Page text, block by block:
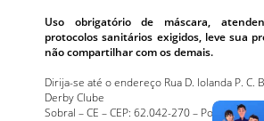
Uso obrigatório de máscara,
protocolos sanitários exigidos, leve sua
não compartilhar com os demais.
Dirija-se até o endereço Rua D. Iolanda P. C.
Derby Clube
Sobral – CE – CEP: 62.042-270 – Polo UAB